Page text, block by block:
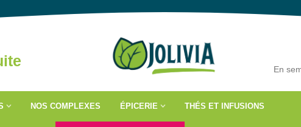
En
NOS COMPLEXES ÉPICERIE THÉS ET INFUSIONS